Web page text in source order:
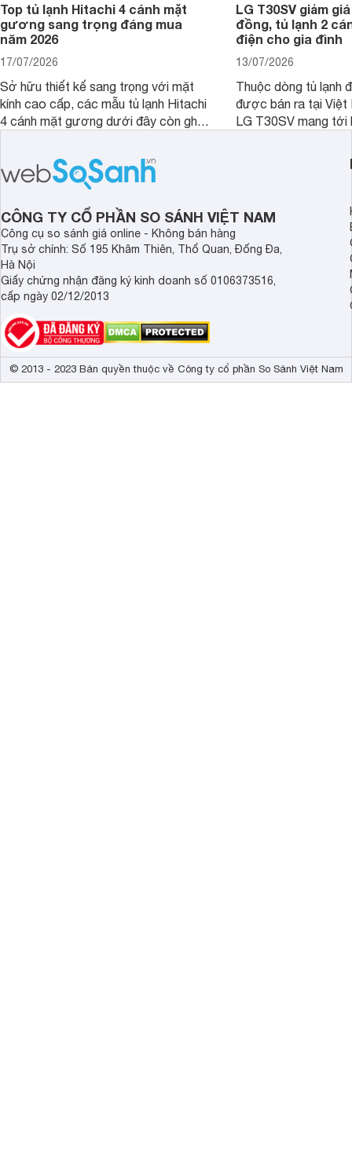
Top tủ lạnh Hitachi 4 cánh mặt
gương sang trọng đáng mua
năm 2026
17/07/2026
Sở hữu thiết kế sang trọng với mặt
kính cao cấp, các mẫu tủ lạnh Hitachi
4 cánh mặt gương dưới đây còn ghi
công nghệ bảo quản hiện đại, đáp ứng
tốt nhu cầu lưu trữ thực phẩm của gia
LG T30SV giảm
đồng, tủ lạnh 2
điện cho gia đình
13/07/2026
Thuộc dòng tủ lạnh
được bán ra tại Việt
LG T30SV mang tới
mức giá bán dễ
nhiều khách hàng
CÔNG TY CỔ PHẦN SO SÁNH VIỆT NAM
Công cụ so sánh giá online - Không bán hàng
Trụ sở chính: Số 195 Khâm Thiên, Thổ Quan, Đống Đa,
Hà Nội
Giấy chứng nhận đăng ký kinh doanh số 0106373516,
cấp ngày 02/12/2013
© 2013 - 2023 Bản quyền thuộc về Công ty cổ phần So Sánh Việt Nam